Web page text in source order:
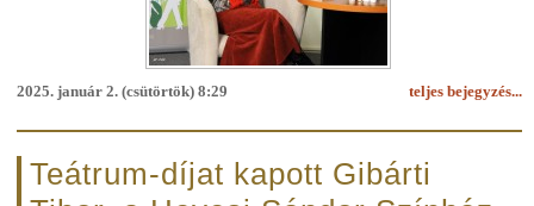
teljes bejegyzés...
2025. január 2. (csütörtök) 8:29
Teátrum-díjat kapott Gibárti